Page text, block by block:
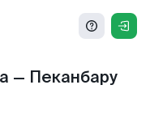
— Пеканбару